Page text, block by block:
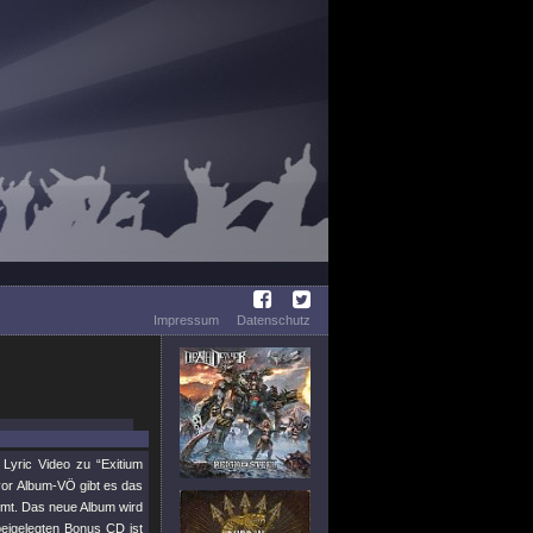
Impressum Datenschutz
Video zu “Exitium
Album-VÖ gibt es das
Das neue Album wird
Bonus CD ist